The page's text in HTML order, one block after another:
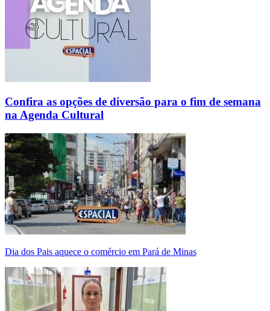
Confira as opções de diversão para o fim de semana
na Agenda Cultural
Dia dos Pais aquece o comércio em Pará de Minas